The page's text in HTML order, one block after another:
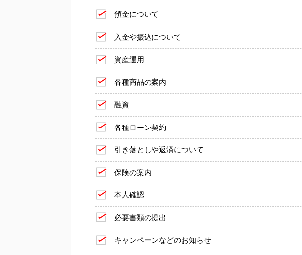
預金について
入金や振込について
資産運用
各種商品の案内
融資
各種ローン契約
引き落としや返済について
保険の案内
本人確認
必要書類の提出
キャンペーンなどのお知らせ